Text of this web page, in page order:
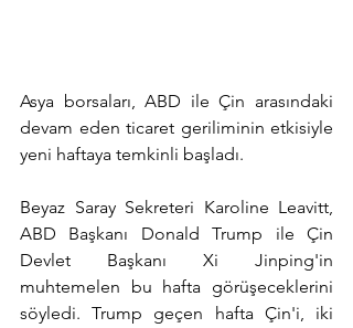
Asya borsaları, ABD ile Çin arasındaki
devam eden ticaret geriliminin etkisiyle
yeni haftaya temkinli başladı.
Beyaz Saray Sekreteri Karoline Leavitt,
ABD Başkanı Donald Trump ile Çin
Devlet Başkanı Xi Jinping'in
muhtemelen bu hafta görüşeceklerini
söyledi. Trump geçen hafta Çin'i, iki